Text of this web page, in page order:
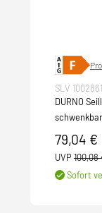
SLV 1002861
DURNO
Niedervolt-
79,04 €
UVP 100,08
Sofort